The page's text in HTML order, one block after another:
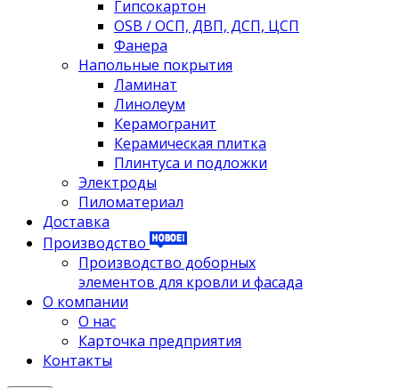
Гипсокартон
OSB / ОСП, ДВП, ДСП, ЦСП
Фанера
Напольные покрытия
Ламинат
Линолеум
Керамогранит
Керамическая плитка
Плинтуса и подложки
Электроды
Пиломатериал
Доставка
Производство
Производство доборных
элементов для кровли и фасада
О компании
О нас
Карточка предприятия
Контакты